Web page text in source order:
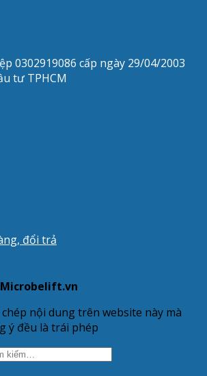
0302919086 cấp ngày 29/04/2003
tư TPHCM
đổi trả
Microbelift.vn
nội dung trên website này mà
ý đều là trái phép